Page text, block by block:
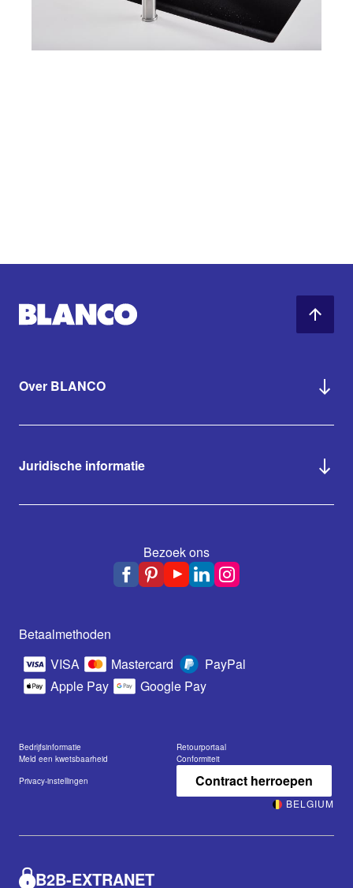
Over BLANCO
Juridische informatie
Bezoek ons
Betaalmethoden
VISA
Mastercard
PayPal
Apple Pay
Google Pay
Bedrijfsinformatie
Retourportaal
Meld een kwetsbaarheid
Conformiteit
Privacy-instellingen
Contract herroepen
BELGIUM
B2B-EXTRANET